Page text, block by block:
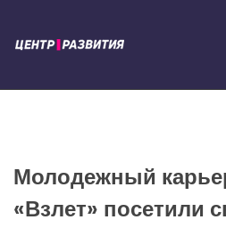
Молодежный
«Взлет» посетили